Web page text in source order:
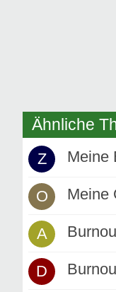
Ähnliche
Z Meine
O Meine
A
D